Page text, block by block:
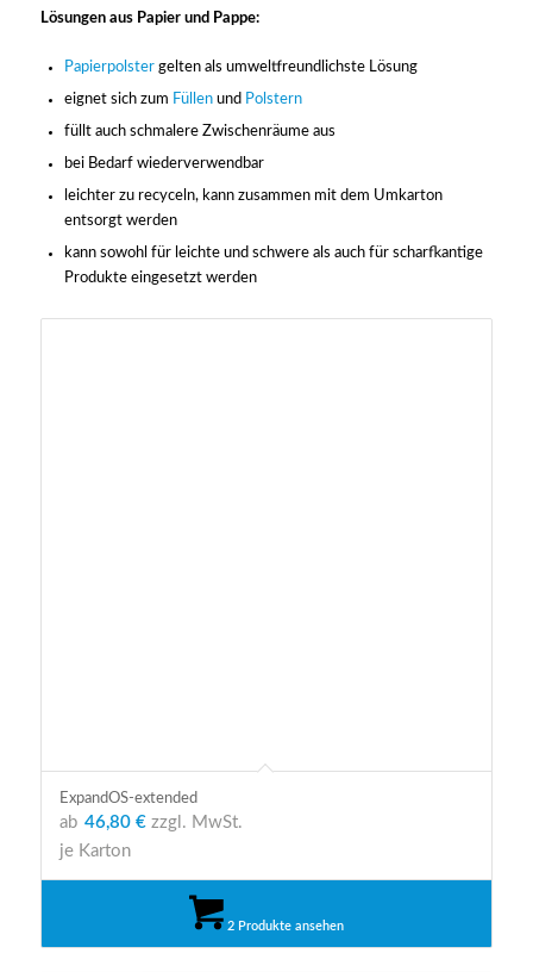
Lösungen aus Papier und Pappe:
Papierpolstergelten als umweltfreundlichste Lösung
eignet sich zum Füllenund Polstern
füllt auch schmalere Zwischenräume aus
bei Bedarf wiederverwendbar
leichter zu recyceln, kann zusammen mit dem Umkarton
entsorgt werden
kann sowohl für leichte und schwere als auch für scharfkantige
Produkte eingesetzt werden
ExpandOS-extended
ab 46,80 €zzgl. MwSt.
je Karton
2 Produkte ansehen